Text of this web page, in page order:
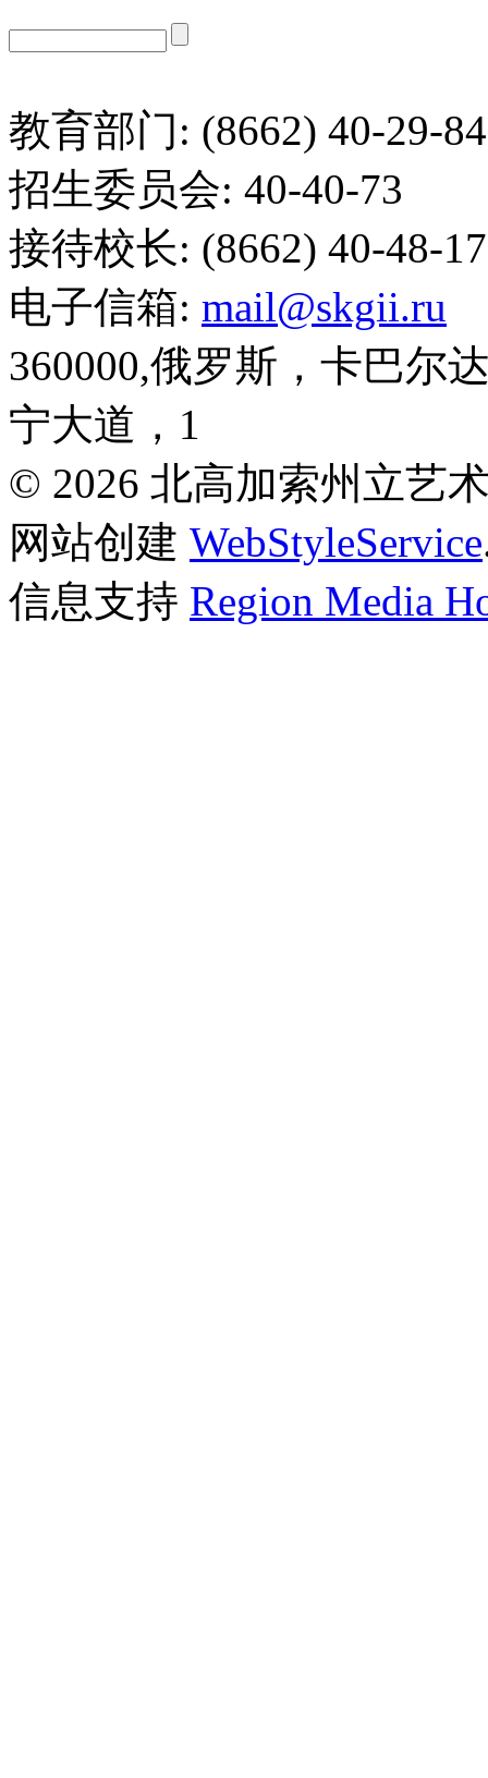
教育部门: (8662) 40-29-84
招生委员会: 40-40-73
接待校长: (8662) 40-48-17
电子信箱: mail@skgii.ru
360000,俄罗斯，卡巴尔
宁大道，1
© 2026 北高加索州立艺
网站创建 WebStyleService
信息支持 Region Media